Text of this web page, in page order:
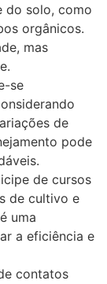
do solo, como
orgânicos.
mas
se
de
pode
de cursos
de cultivo e
uma
a eficiência e
contatos